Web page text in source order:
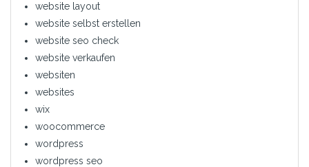
website layout
website selbst erstellen
website seo check
website verkaufen
websiten
websites
wix
woocommerce
wordpress
wordpress seo